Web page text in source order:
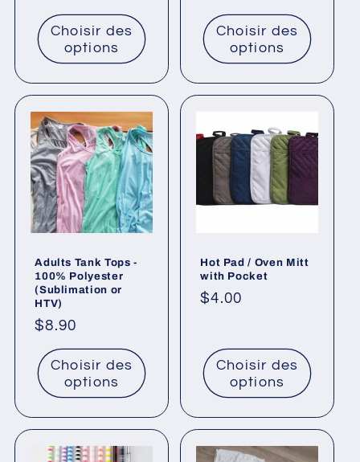
habituel
Choisir des
options
Choisir des
options
Adults Tank Tops -
100% Polyester
(Sublimation or
HTV)
Prix
habituel
$8.90
Choisir des
options
Hot Pad / Oven Mitt
with Pocket
Prix
$4.00
Choisir des
options